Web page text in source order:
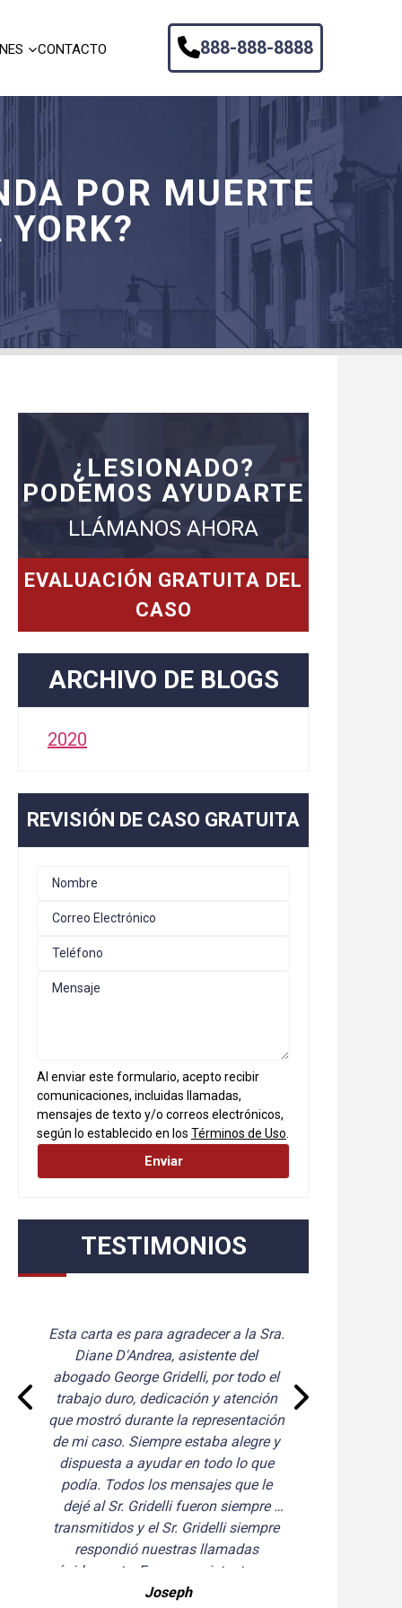
CONTACTO 888-888-8888
POR MUERTE
¿LESIONADO?
PODEMOS AYUDARTE
LLÁMANOS AHORA
EVALUACIÓN GRATUITA DEL
CASO
ARCHIVO DE BLOGS
2020
REVISIÓN DE CASO GRATUITA
Al enviar este formulario, acepto recibir
comunicaciones, incluidas llamadas,
mensajes de texto y/o correos electrónicos,
según lo establecido en los Términos de Uso
TESTIMONIOS
Esta carta es para agradecer a la Sra.
Diane D'Andrea, asistente del
abogado George Gridelli, por todo el
trabajo duro, dedicación y atención
que mostró durante la representación
de mi caso. Siempre estaba alegre y
dispuesta a ayudar en todo lo que
podía. Todos los mensajes que le
dejé al Sr. Gridelli fueron siempre
transmitidos y el Sr. Gridelli siempre
respondió nuestras llamadas
rápidamente. Fue una asistente muy
competente. Cellino Legal ha
Joseph